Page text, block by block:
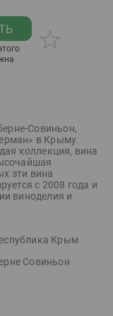
Совиньон,
в Крыму.
коллекция, вина
эти вина
с 2008 года и
виноделия и
Крым
Совиньон